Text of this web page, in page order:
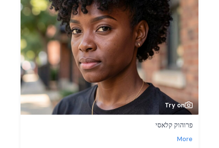
Try on
פרוהוק קלאסי
More